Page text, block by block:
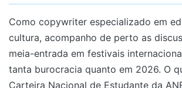
Como copywriter especializado em
cultura, acompanho de perto as
meia-entrada em festivais
tanta burocracia quanto em 2026. O
Carteira Nacional de Estudante da